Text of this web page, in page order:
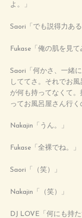
よ。」
Saori「でも説得力あ
Fukase「俺の肌を見
Saori「何かさ、一緒
しててさ。それでお
が何も持ってなくて
ってお風呂屋さん行く
Nakajin「うん。」
Fukase「全裸でね。」
Saori「（笑）」
Nakajin「（笑）」
DJ LOVE「何にも持た